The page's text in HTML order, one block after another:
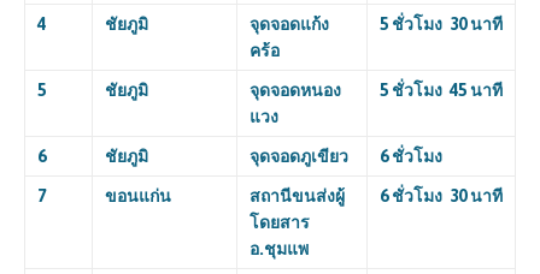
4 ชัยภูมิ
จุดจอดแก้ง
คร้อ
5 ชั่วโมง 30 นาที
5 ชัยภูมิ
จุดจอดหนอง
แวง
5 ชั่วโมง 45 นาที
6 ชัยภูมิ จุดจอดภูเขียว 6 ชั่วโมง
7 ขอนแก่น
สถานีขนส่งผู้
โดยสาร
อ.ชุมแพ
6 ชั่วโมง 30 นาที